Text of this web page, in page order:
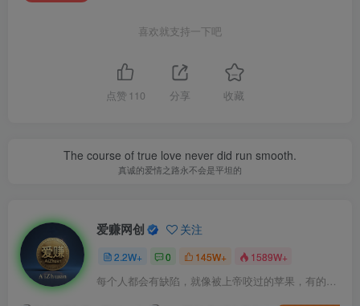
喜欢就支持一下吧
点赞 110 分享 收藏
The course of true love never did run smooth.
真诚的爱情之路永不会是平坦的
爱赚网创 关注
2.2W+ 0 145W+ 1589W+
每个人都会有缺陷，就像被上帝咬过的苹果，有的人缺陷比较大，正是因为上帝特别喜欢他的芬芳